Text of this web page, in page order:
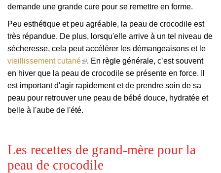
demande une grande cure pour se remettre en forme.
Peu esthétique et peu agréable, la peau de crocodile est
très répandue. De plus, lorsqu'elle arrive à un tel niveau de
sécheresse, cela peut accélérer les démangeaisons et le
vieillissement cutané(le
est
externe)
. En règle générale, c’est souvent
en hiver que la peau de crocodile se présente en force. Il
est important d'agir rapidement et de prendre soin de sa
peau pour retrouver une peau de bébé douce, hydratée et
belle à l'aube de l'été.
Les recettes de grand-mère pour la
peau de crocodile